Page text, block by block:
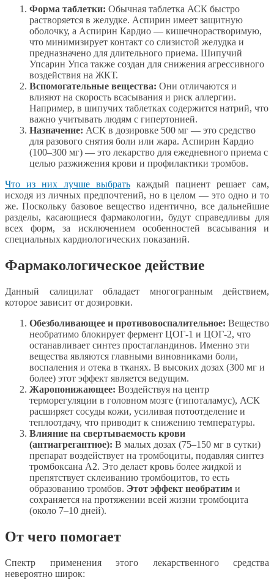
Форма таблетки: Обычная таблетка АСК быстро
растворяется в желудке. Аспирин имеет защитную
оболочку, а Аспирин Кардио — кишечнорастворимую,
что минимизирует контакт со слизистой желудка и
предназначено для длительного приема. Шипучий
Упсарин Упса также создан для снижения агрессивного
воздействия на ЖКТ.
Вспомогательные вещества: Они отличаются и
влияют на скорость всасывания и риск аллергии.
Например, в шипучих таблетках содержится натрий, что
важно учитывать людям с гипертонией.
Назначение: АСК в дозировке 500 мг — это средство
для разового снятия боли или жара. Аспирин Кардио
(100–300 мг) — это лекарство для ежедневного приема с
целью разжижения крови и профилактики тромбов.
Что из них лучше выбрать каждый пациент решает сам,
исходя из личных предпочтений, но в целом — это одно и то
же. Поскольку базовое вещество идентично, все дальнейшие
разделы, касающиеся фармакологии, будут справедливы для
всех форм, за исключением особенностей всасывания и
специальных кардиологических показаний.
Фармакологическое действие
Данный салицилат обладает многогранным действием,
которое зависит от дозировки.
Обезболивающее и противовоспалительное: Вещество
необратимо блокирует фермент ЦОГ-1 и ЦОГ-2, что
останавливает синтез простагландинов. Именно эти
вещества являются главными виновниками боли,
воспаления и отека в тканях. В высоких дозах (300 мг и
более) этот эффект является ведущим.
Жаропонижающее: Воздействуя на центр
терморегуляции в головном мозге (гипоталамус), АСК
расширяет сосуды кожи, усиливая потоотделение и
теплоотдачу, что приводит к снижению температуры.
Влияние на свертываемость крови
(антиагрегантное): В малых дозах (75–150 мг в сутки)
препарат воздействует на тромбоциты, подавляя синтез
тромбоксана А2. Это делает кровь более жидкой и
препятствует склеиванию тромбоцитов, то есть
образованию тромбов. Этот эффект необратим и
сохраняется на протяжении всей жизни тромбоцита
(около 7–10 дней).
От чего помогает
Спектр применения этого лекарственного средства
невероятно широк: